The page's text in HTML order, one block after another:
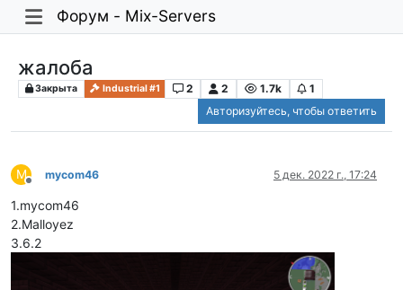
Форум - Mix-Servers
жалоба
Закрыта Industrial #1 2 2 1.7k
1
Авторизуйтесь, чтобы ответить
M
Не в сети
mycom46 5 дек. 2022 г., 17:24
1.mycom46
2.Malloyez
3.6.2